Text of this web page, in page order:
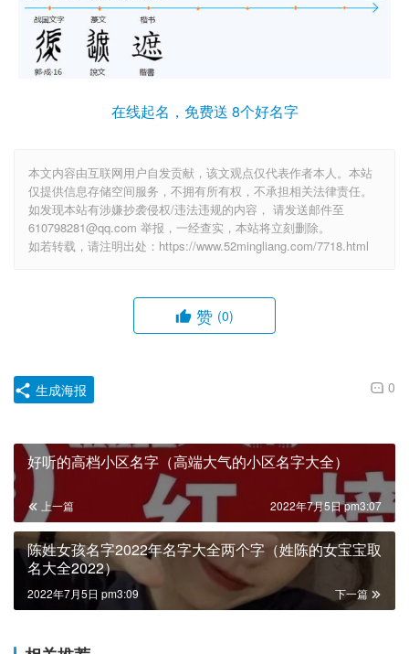
在线起名，免费送 8个好名字
本文内容由互联网用户自发贡献，该文观点仅代表作者本人。本站
仅提供信息存储空间服务，不拥有所有权，不承担相关法律责任。
如发现本站有涉嫌抄袭侵权/违法违规的内容， 请发送邮件至
610798281@qq.com 举报，一经查实，本站将立刻删除。
如若转载，请注明出处：https://www.52mingliang.com/7718.html
赞 (0)
0
生成海报
好听的高档小区名字（高端大气的小区名字大全）
上一篇 2022年7月5日 pm3:07
陈姓女孩名字2022年名字大全两个字（姓陈的女宝宝取
名大全2022）
下一篇
2022年7月5日 pm3:09